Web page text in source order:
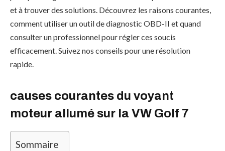
et à trouver des solutions. Découvrez les raisons courantes,
comment utiliser un outil de diagnostic OBD-II et quand
consulter un professionnel pour régler ces soucis
efficacement. Suivez nos conseils pour une résolution
rapide.
causes courantes du voyant
moteur allumé sur la VW Golf 7
Sommaire